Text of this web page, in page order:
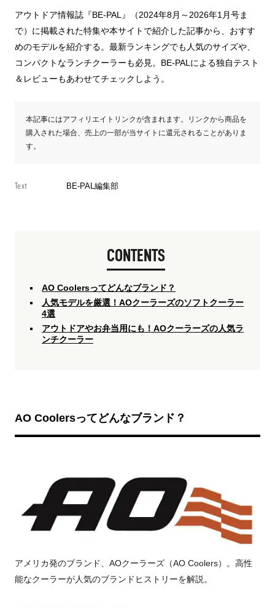
アウトドア情報誌『BE-PAL』（2024年8月～2026年1月号ま
で）に掲載された特集や本サイトで紹介した記事から、おすす
めのモデルを紹介する。最新ランキングでも人気のサイズや、
コンパクトなランチクーラーも必見。BE-PALによる独自テスト
＆レビューもあわせてチェックしよう。
本記事にはアフィリエイトリンクが含まれます。リンクから商品を
購入された場合、売上の一部が当サイトに還元されることがありま
す。
Text BE-PAL編集部
CONTENTS
AO Coolersってどんなブランド？
人気モデルを厳選！AOクーラーズのソフトクーラー
4選
アウトドアやお弁当用にも！AOクーラーズの人気ラ
ンチクーラー
AO Coolersってどんなブランド？
アメリカ発のブランド、AOクーラーズ（AO Coolers）。高性
能なクーラーが人気のブランドヒストリーを解説。